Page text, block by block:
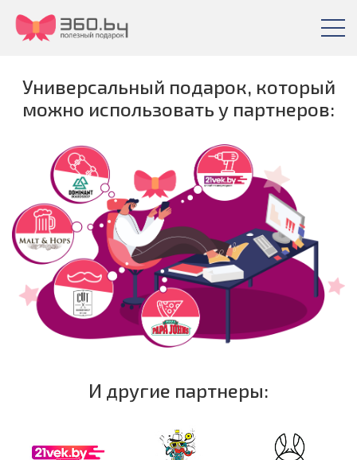
Универсальный подарок, который
можно использовать у партнеров:
И другие партнеры: